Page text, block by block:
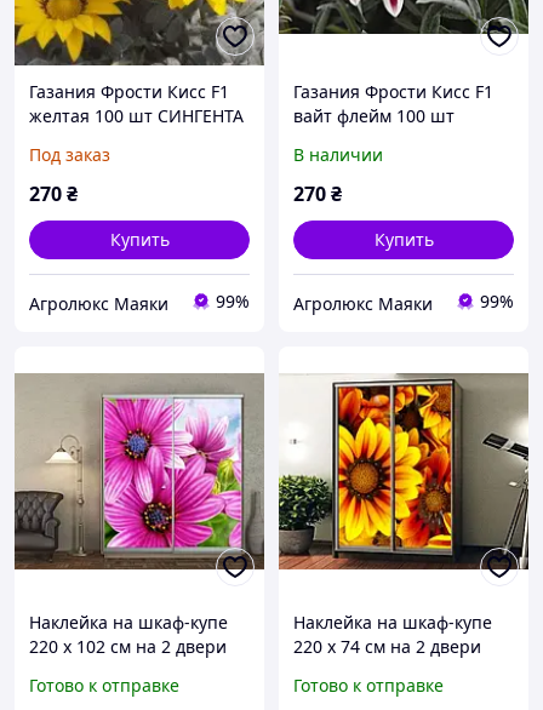
Газания Фрости Кисс F1
желтая 100 шт СИНГЕНТА
Под заказ
270₴
Купить
Агролюкс Маяки 99%
Газания Фрости Кисс F1
вайт флейм 100 шт
В наличии
270₴
Купить
Агролюкс Маяки 99%
Наклейка на шкаф-купе
220 х 102 см на 2 двери
Готово к отправке
Наклейка на шкаф-купе
220 х 74 см на 2 двери
Готово к отправке